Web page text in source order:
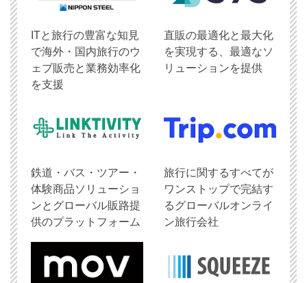
ITと旅行の豊富な知見
で海外・国内旅行のウ
ェブ販売と業務効率化
を支援
直販の最適化と最大化
を実現する、最適なソ
リューションを提供
鉄道・バス・ツアー・
体験商品ソリューショ
ンとグローバル販路提
供のプラットフォーム
旅行に関するすべてが
ワンストップで完結す
るグローバルオンライ
ン旅行会社